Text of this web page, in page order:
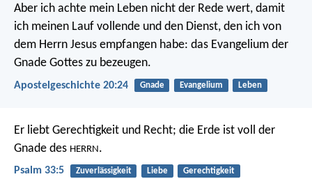
Aber ich achte mein Leben nicht der Rede wert, damit
ich meinen Lauf vollende und den Dienst, den ich von
dem Herrn Jesus empfangen habe: das Evangelium der
Gnade Gottes zu bezeugen.
Apostelgeschichte 20:24 Gnade Evangelium Leben
Er liebt Gerechtigkeit und Recht; die Erde ist voll der
Gnade des HERRN .
Psalm 33:5 Zuverlässigkeit Liebe Gerechtigkeit